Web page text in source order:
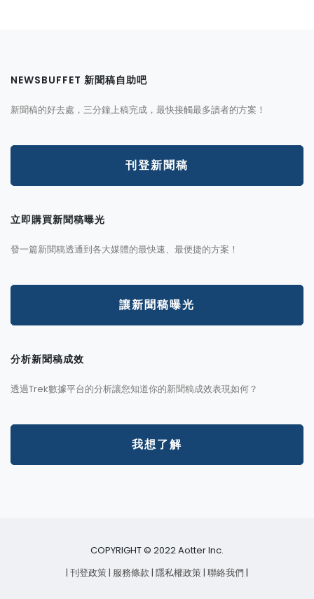
NEWSBUFFET 新聞稿自助吧
新聞稿的好去處，三分鐘上稿完成，最快接觸最多讀者的方案！
刊登新聞稿
立即購買新聞稿曝光
發一篇新聞稿透通到各大媒體的最快速、最便捷的方案！
讓新聞稿曝光
分析新聞稿成效
透過Trek數據平台的分析讓您知道你的新聞稿成效表現如何？
我想了解
COPYRIGHT © 2022 Aotter Inc.
| 刊登政策 | 服務條款 | 隱私權政策 | 聯絡我們 |